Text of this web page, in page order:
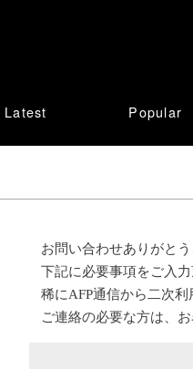
Latest Popular
お問い合わせありがとう
下記に必要事項をご入
稀にAFP通信から二次
ご連絡の必要な方は、